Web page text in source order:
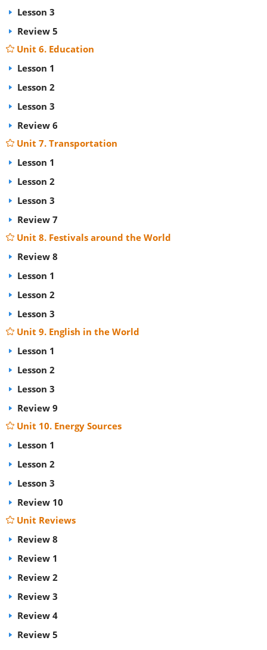
Lesson 3
Review 5
Unit 6. Education
Lesson 1
Lesson 2
Lesson 3
Review 6
Unit 7. Transportation
Lesson 1
Lesson 2
Lesson 3
Review 7
Unit 8. Festivals around the World
Review 8
Lesson 1
Lesson 2
Lesson 3
Unit 9. English in the World
Lesson 1
Lesson 2
Lesson 3
Review 9
Unit 10. Energy Sources
Lesson 1
Lesson 2
Lesson 3
Review 10
Unit Reviews
Review 8
Review 1
Review 2
Review 3
Review 4
Review 5